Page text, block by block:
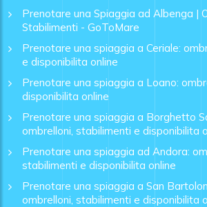
Prenotare una Spiaggia ad Albenga |
Stabilimenti - GoToMare
Prenotare una spiaggia a Ceriale:
e disponibilita online
Prenotare una spiaggia a Loano:
disponibilita online
Prenotare una spiaggia a Borghetto
ombrelloni, stabilimenti e disponibilita
Prenotare una spiaggia ad Andora:
stabilimenti e disponibilita online
Prenotare una spiaggia a San
ombrelloni, stabilimenti e disponibilita